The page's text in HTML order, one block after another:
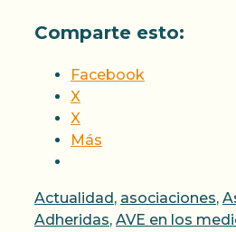
Comparte esto:
Facebook
X
X
Más
Categorías
Actualidad , asociaciones,
Adheridas, AVE en los